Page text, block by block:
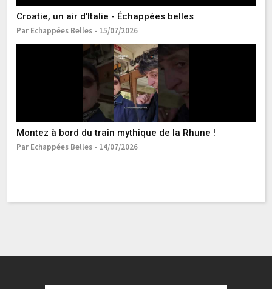
Croatie, un air d'Italie - Échappées belles
Par Echappées Belles - 15/07/2026
Montez à bord du train mythique de la Rhune !
Par Echappées Belles - 14/07/2026